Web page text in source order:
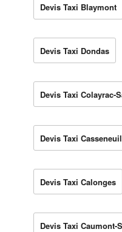
Devis Taxi Blaymont
Devis Taxi Dondas
Devis Taxi Colayrac-
Devis Taxi Casseneuil
Devis Taxi Calonges
Devis Taxi Caumont-